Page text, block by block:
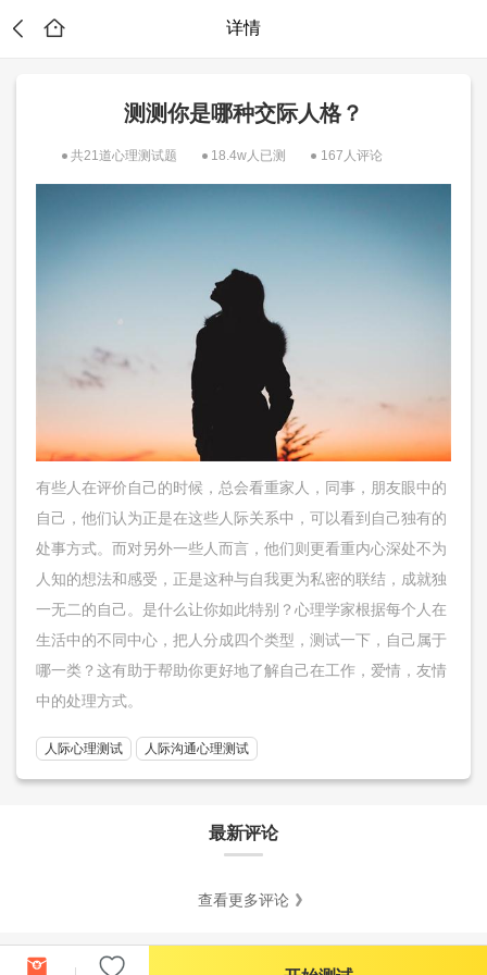
详情
测测你是哪种交际人格？
共21道心理测试题 18.4w人已测 167人评论
有些人在评价自己的时候，总会看重家人，同事，朋友眼中的
自己，他们认为正是在这些人际关系中，可以看到自己独有的
处事方式。而对另外一些人而言，他们则更看重内心深处不为
人知的想法和感受，正是这种与自我更为私密的联结，成就独
一无二的自己。是什么让你如此特别？心理学家根据每个人在
生活中的不同中心，把人分成四个类型，测试一下，自己属于
哪一类？这有助于帮助你更好地了解自己在工作，爱情，友情
中的处理方式。
人际心理测试 人际沟通心理测试
最新评论
查看更多评论